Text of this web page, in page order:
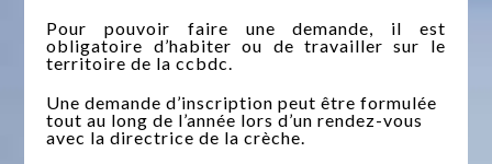
Pour pouvoir faire une demande, il est
obligatoire d’habiter ou de travailler sur le
territoire de la ccbdc.
Une demande d’inscription peut être formulée
tout au long de l’année lors d’un rendez-vous
avec la directrice de la crèche.